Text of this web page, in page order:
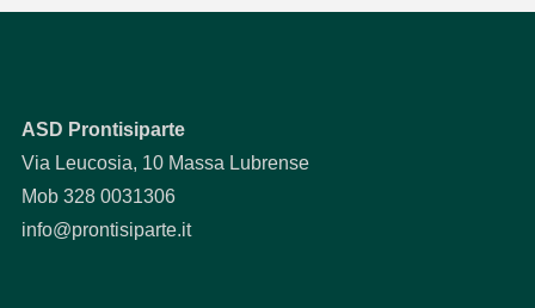
ASD Prontisiparte
Via Leucosia, 10 Massa Lubrense
Mob 328 0031306
info@prontisiparte.it